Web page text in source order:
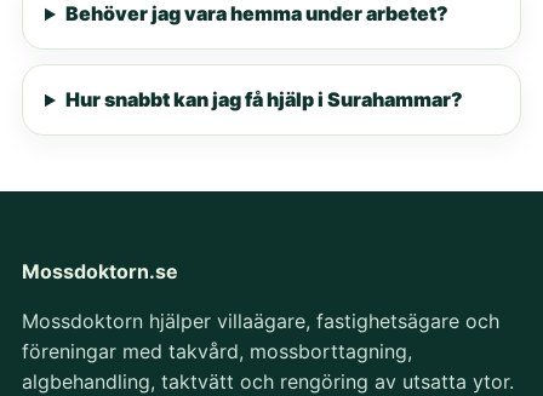
Behöver jag vara hemma under arbetet?
Hur snabbt kan jag få hjälp i Surahammar?
Mossdoktorn.se
Mossdoktorn hjälper villaägare, fastighetsägare och
föreningar med takvård, mossborttagning,
algbehandling, taktvätt och rengöring av utsatta ytor.